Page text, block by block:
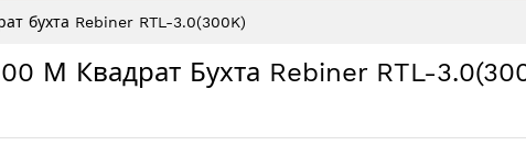
бухта Rebiner RTL-3.0(300K)
М Квадрат Бухта Rebiner RTL-